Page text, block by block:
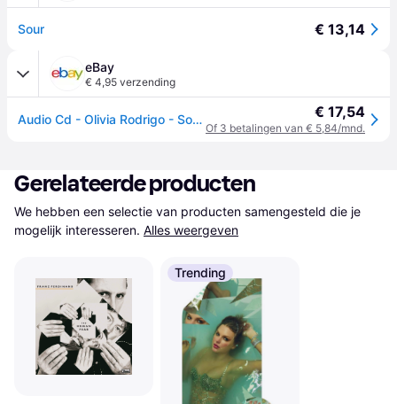
Sour € 13,14
eBay
€ 4,95 verzending
Audio Cd - Olivia Rodrigo - Sour - Universal Music -N- nieuw € 17,54
Of 3 betalingen van € 5,84/mnd.
Gerelateerde producten
We hebben een selectie van producten samengesteld die je
mogelijk interesseren. Alles weergeven
Trending